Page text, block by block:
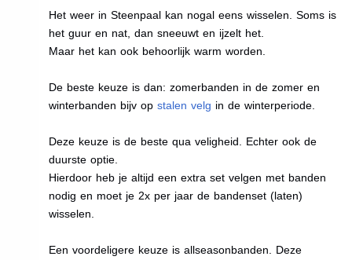
Het weer in Steenpaal kan nogal eens wisselen. Soms is
het guur en nat, dan sneeuwt en ijzelt het.
Maar het kan ook behoorlijk warm worden.
De beste keuze is dan: zomerbanden in de zomer en
winterbanden bijv op stalen velg in de winterperiode.
Deze keuze is de beste qua veligheid. Echter ook de
duurste optie.
Hierdoor heb je altijd een extra set velgen met banden
nodig en moet je 2x per jaar de bandenset (laten)
wisselen.
Een voordeligere keuze is allseasonbanden. Deze